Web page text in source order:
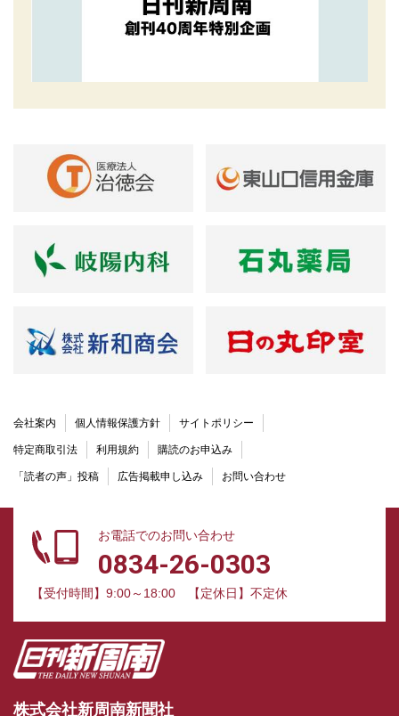
会社案内 個人情報保護方針 サイトポリシー
特定商取引法 利用規約 購読のお申込み
「読者の声」投稿 広告掲載申し込み お問い合わせ
お電話でのお問い合わせ
0834-26-0303
【受付時間】9:00～18:00 【定休日】不定休
株式会社新周南新聞社